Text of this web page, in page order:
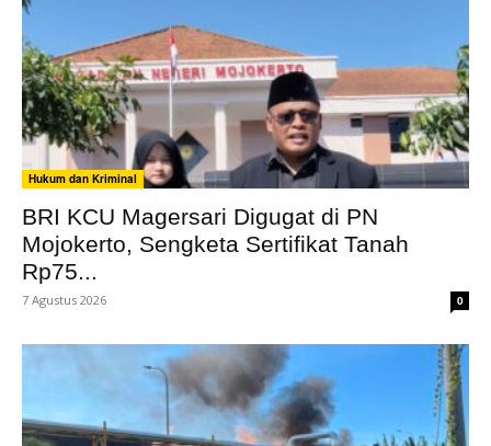
Hukum dan Kriminal
BRI KCU Magersari Digugat di PN
Mojokerto, Sengketa Sertifikat Tanah
Rp75...
7 Agustus 2026 0